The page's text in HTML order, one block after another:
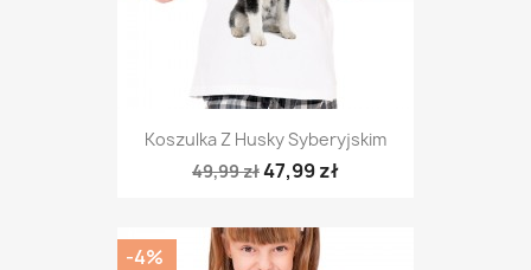
Koszulka Z Husky Syberyjskim
49,99 zł47,99 zł
-4%